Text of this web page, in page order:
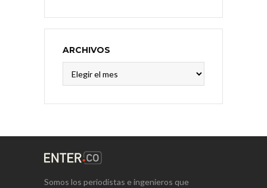
ARCHIVOS
Somos los periodistas e ingenieros que